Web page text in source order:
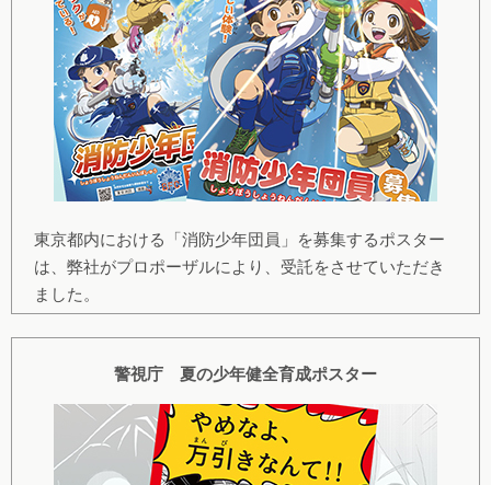
東京都内における「消防少年団員」を募集するポスター
は、弊社がプロポーザルにより、受託をさせていただき
ました。
警視庁 夏の少年健全育成ポスター